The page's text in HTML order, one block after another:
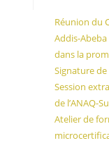
Réunion du
Addis-
dans la
Signature de
Session
de l’ANAQ-
Atelier de